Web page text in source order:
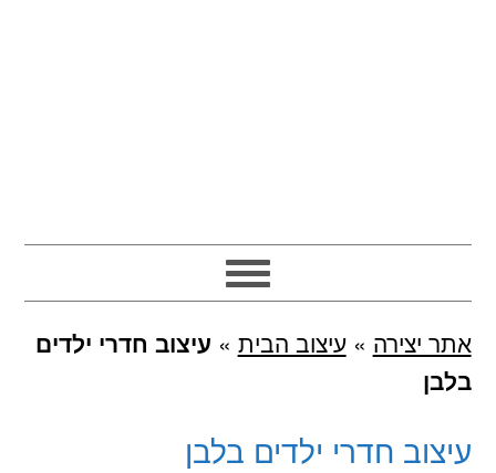
אתר יצירה »עיצוב הבית » עיצוב חדרי ילדים
בלבן
עיצוב חדרי ילדים בלבן